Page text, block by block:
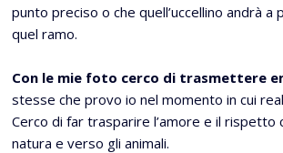
punto preciso o che quell’uccellino andrà a
quel ramo.
Con le mie foto cerco di trasmettere
stesse che provo io nel momento in cui
Cerco di far trasparire l’amore e il rispetto
natura e verso gli animali.